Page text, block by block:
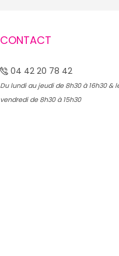
CONTACT
04 42 20 78 42
Du lundi au jeudi de 8h30 à 16h30 &
vendredi de 8h30 à 15h30